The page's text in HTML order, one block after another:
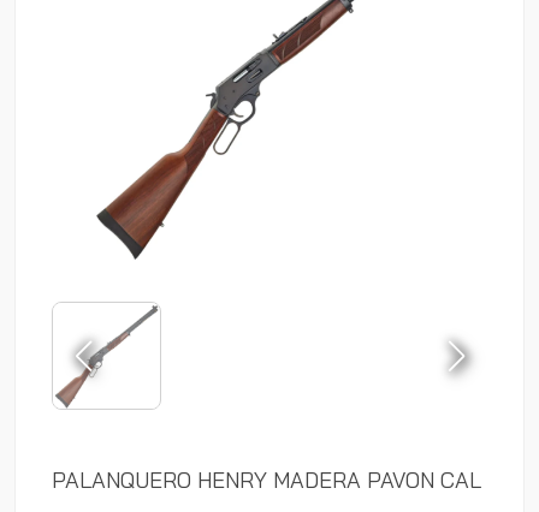
PALANQUERO HENRY MADERA PAVON CAL